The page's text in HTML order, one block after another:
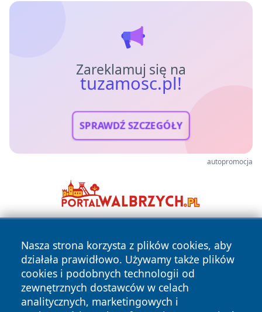
Zareklamuj się na
tuzamosc.pl!
SPRAWDŹ SZCZEGÓŁY
autopromocja
Nasza strona korzysta z plików cookies, aby
działała prawidłowo. Używamy także plików
cookies i podobnych technologii od
zewnętrznych dostawców w celach
analitycznych, marketingowych i
Copyright © 2026 tuzamosc.pl Wszystkie prawa zastrzeżone.